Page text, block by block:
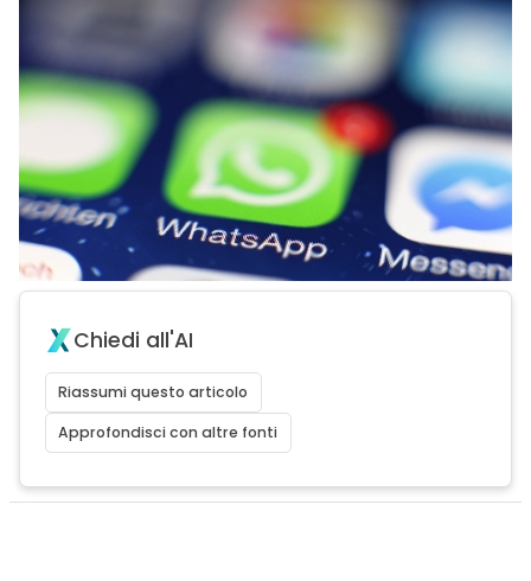
Chiedi all'AI
Riassumi questo articolo
Approfondisci con altre fonti